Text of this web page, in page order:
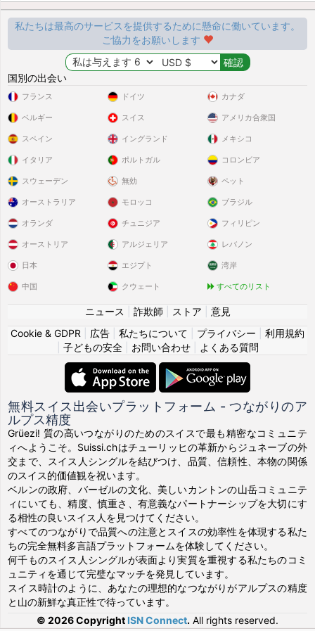
私たちは最高のサービスを提供するために懸命に働いています。
ご協力をお願いします
国別の出会い
フランス
ベルギー
スペイン
イタリア
スウェーデン
ドイツ
スイス
イングランド
ポルトガル
無効
カナダ
アメリカ合衆国
メキシコ
コロンビア
ペット
オーストラリア
オランダ
オーストリア
日本
中国
モロッコ
チュニジア
アルジェリア
エジプト
クウェート
ブラジル
フィリピン
レバノン
湾岸
すべてのリスト
ニュース 詐欺師 ストア
意見
Cookie & GDPR
広告 私たちについて プライバシー
利用規約
子どもの安全| お問い合わせ| よくある質問
無料スイス出会いプラットフォーム - つながりのア
ルプス精度
Grüezi! 質の高いつながりのためのスイスで最も精密なコミュニテ
ィへようこそ。Suissi.chはチューリッヒの革新からジュネーブの外
交まで、スイス人シングルを結びつけ、品質、信頼性、本物の関係
のスイス的価値観を祝います。
ベルンの政府、バーゼルの文化、美しいカントンの山岳コミュニテ
ィにいても、精度、慎重さ、有意義なパートナーシップを大切にす
る相性の良いスイス人を見つけてください。
すべてのつながりで品質への注意とスイスの効率性を体現する私た
ちの完全無料多言語プラットフォームを体験してください。
何千ものスイス人シングルが表面より実質を重視する私たちのコミ
ュニティを通じて完璧なマッチを発見しています。
スイス時計のように、あなたの理想的なつながりがアルプスの精度
と山の新鮮な真正性で待っています。
© 2026 Copyright ISN Connect. All rights reserved.